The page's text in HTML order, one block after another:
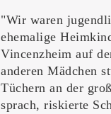
"Wir waren
ehemalige
Vincenzheim auf
anderen Mädchen
Tüchern an der
sprach, riskierte